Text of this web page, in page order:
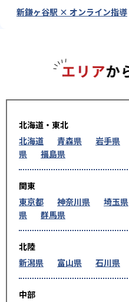
新鎌ヶ谷駅 × オンライン指導
北海道・東北
北海道
青森県 岩手県
県
福島県
関東
東京都
神奈川県 埼玉県
県
群馬県
北陸
新潟県
富山県 石川県
中部